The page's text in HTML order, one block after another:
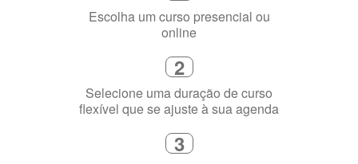
1
Escolha um curso presencial ou
online
2
Selecione uma duração de curso
flexível que se ajuste à sua agenda